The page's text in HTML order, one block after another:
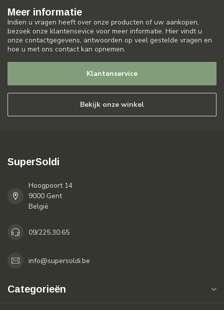
Meer informatie
Indien u vragen heeft over onze producten of uw aankopen,
bezoek onze klantensevice voor meer informatie. Hier vindt u
onze contactgegevens, antwoorden op veel gestelde vragen en
hoe u met ons contact kan opnemen.
Klantenservice
Bekijk onze winkel
SuperSoldi
Hoogpoort 14
9000 Gent
België
09/225.30.65
info@supersoldi.be
Categorieën